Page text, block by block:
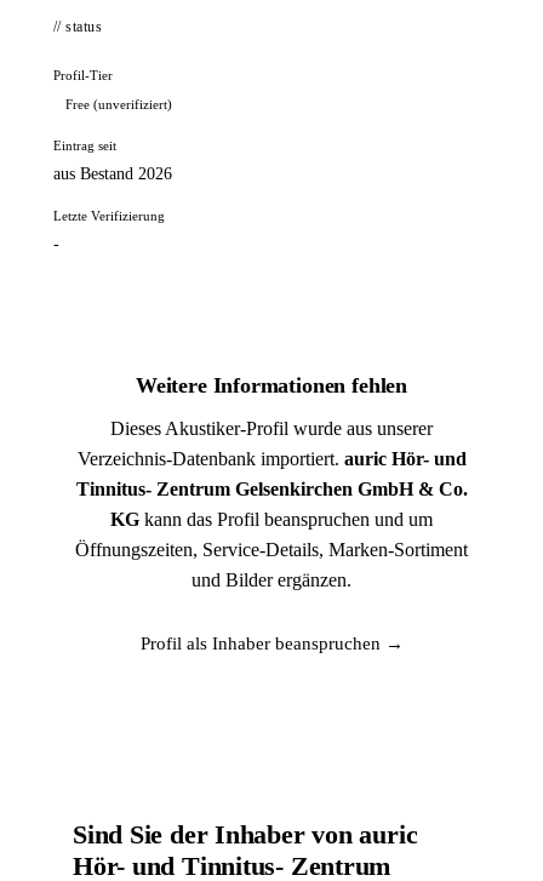
// status
Profil-Tier
Free (unverifiziert)
Eintrag seit
aus Bestand 2026
Letzte Verifizierung
-
Weitere Informationen fehlen
Dieses Akustiker-Profil wurde aus unserer
Verzeichnis-Datenbank importiert. auric Hör- und
Tinnitus- Zentrum Gelsenkirchen GmbH & Co.
KG kann das Profil beanspruchen und um
Öffnungszeiten, Service-Details, Marken-Sortiment
und Bilder ergänzen.
Profil als Inhaber beanspruchen →
Sind Sie der Inhaber von auric
Hör- und Tinnitus- Zentrum